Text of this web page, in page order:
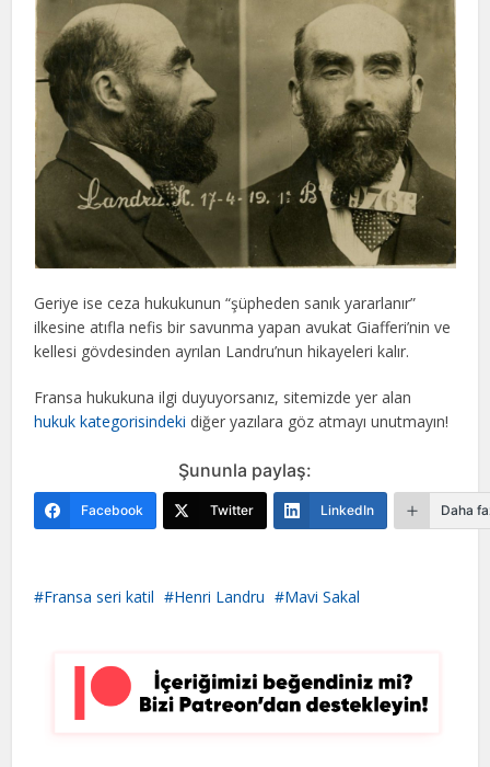
Geriye ise ceza hukukunun “şüpheden sanık yararlanır”
ilkesine atıfla nefis bir savunma yapan avukat Giafferi’nin ve
kellesi gövdesinden ayrılan Landru’nun hikayeleri kalır.
Fransa hukukuna ilgi duyuyorsanız, sitemizde yer alan
hukuk kategorisindeki diğer yazılara göz atmayı unutmayın!
Şununla paylaş:
Facebook Twitter LinkedIn Daha
Fransa seri katil Henri Landru Mavi Sakal